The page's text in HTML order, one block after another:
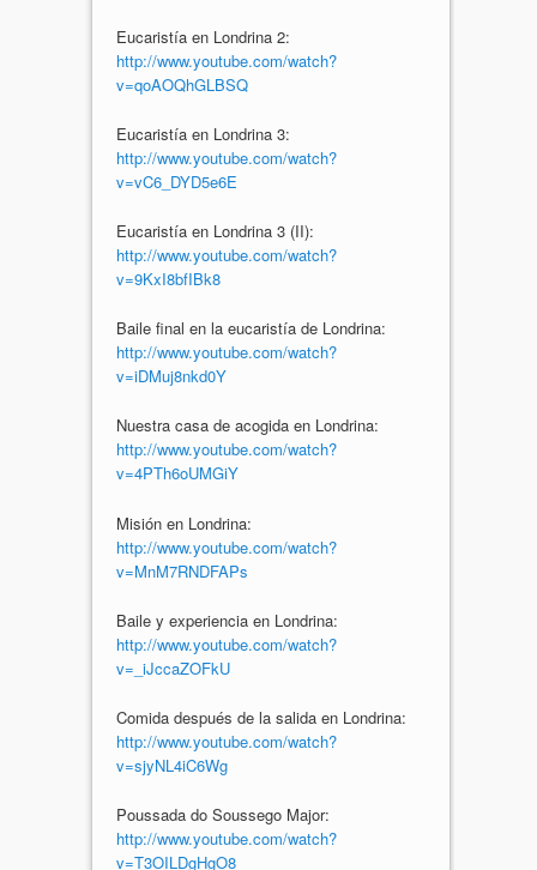
Eucaristía en Londrina 2:
http://www.youtube.com/watch?
v=qoAOQhGLBSQ
Eucaristía en Londrina 3:
http://www.youtube.com/watch?
v=vC6_DYD5e6E
Eucaristía en Londrina 3 (II):
http://www.youtube.com/watch?
v=9KxI8bfIBk8
Baile final en la eucaristía de Londrina:
http://www.youtube.com/watch?
v=iDMuj8nkd0Y
Nuestra casa de acogida en Londrina:
http://www.youtube.com/watch?
v=4PTh6oUMGiY
Misión en Londrina:
http://www.youtube.com/watch?
v=MnM7RNDFAPs
Baile y experiencia en Londrina:
http://www.youtube.com/watch?
v=_iJccaZOFkU
Comida después de la salida en Londrina:
http://www.youtube.com/watch?
v=sjyNL4iC6Wg
Poussada do Soussego Major:
http://www.youtube.com/watch?
v=T3OILDgHgO8